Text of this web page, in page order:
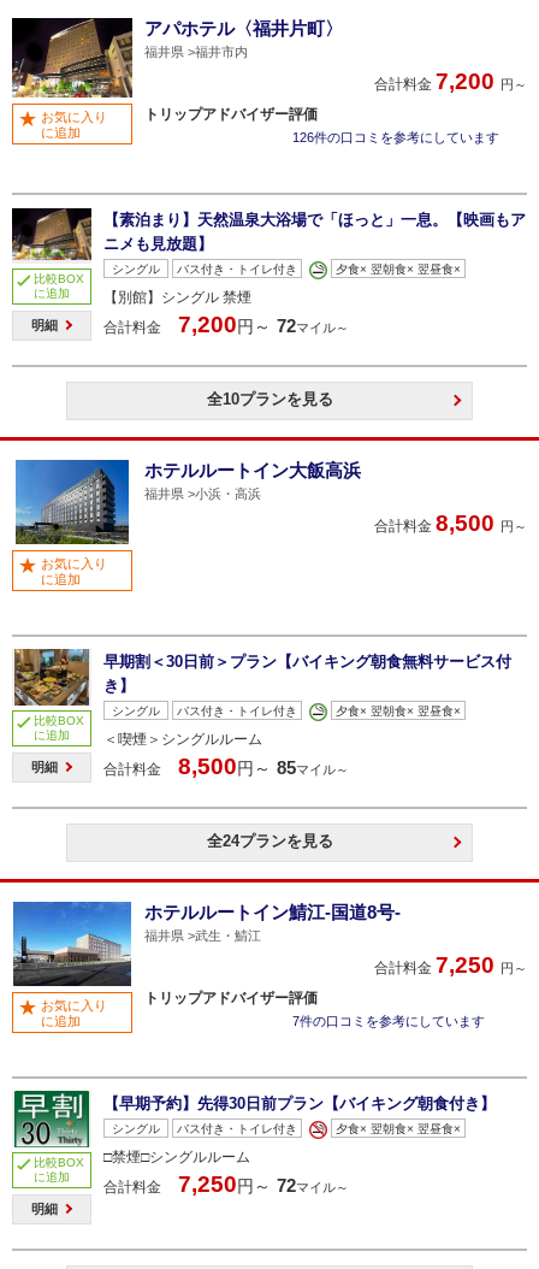
アパホテル〈福井片町〉
福井県 福井市内
合計料金 7,200 円～
トリップアドバイザー評価
126件の口コミを参考にしています
お気に入り
に追加
比較BOX
に追加
明細
【素泊まり】天然温泉大浴場で「ほっと」一息。【映画もア
ニメも見放題】
シングル バス付き・トイレ付き 夕食× 翌朝食× 翌昼食×
【別館】シングル 禁煙
合計料金
7,200円～ 72マイル～
全10プランを見る
ホテルルートイン大飯高浜
福井県 小浜・高浜
合計料金 8,500 円～
お気に入り
に追加
比較BOX
に追加
明細
早期割＜30日前＞プラン【バイキング朝食無料サービス付
き】
シングル バス付き・トイレ付き 夕食× 翌朝食× 翌昼食×
＜喫煙＞シングルルーム
合計料金
8,500円～ 85マイル～
全24プランを見る
ホテルルートイン鯖江-国道8号-
福井県 武生・鯖江
合計料金 7,250 円～
トリップアドバイザー評価
7件の口コミを参考にしています
お気に入り
に追加
比較BOX
に追加
明細
【早期予約】先得30日前プラン【バイキング朝食付き】
シングル バス付き・トイレ付き 夕食× 翌朝食× 翌昼食×
□禁煙□シングルルーム
合計料金
7,250円～ 72マイル～